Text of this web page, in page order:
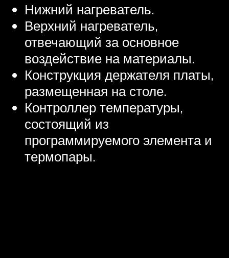
Нижний нагреватель.
Верхний нагреватель,
отвечающий за основное
воздействие на материалы.
Конструкция держателя платы,
размещенная на столе.
Контроллер температуры,
состоящий из
программируемого элемента и
термопары.